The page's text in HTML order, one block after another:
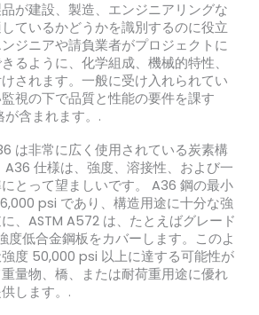
が建設、製造、エンジニアリングな
ているかどうかを識別するのに役立
ジニアや請負業者がプロジェクトに
るように、化学組成、機械的特性、
されます。一般に受け入れられてい
視の下で品質と性能の要件を課す
が含まれます。.
は非常に広く使用されている炭素構
仕様は、強度、溶接性、および一
とって望ましいです。 A36 鋼の最小
psi であり、構造用途に十分な強
、ASTM A572 は、たとえばグレード
度低合金鋼板をカバーします。このよ
度 50,000 psi 以上に達する可能性が
量物、橋、または耐荷重用途に優れ
します。.